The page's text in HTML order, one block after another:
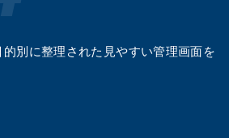
別に整理された見やすい管理画面を